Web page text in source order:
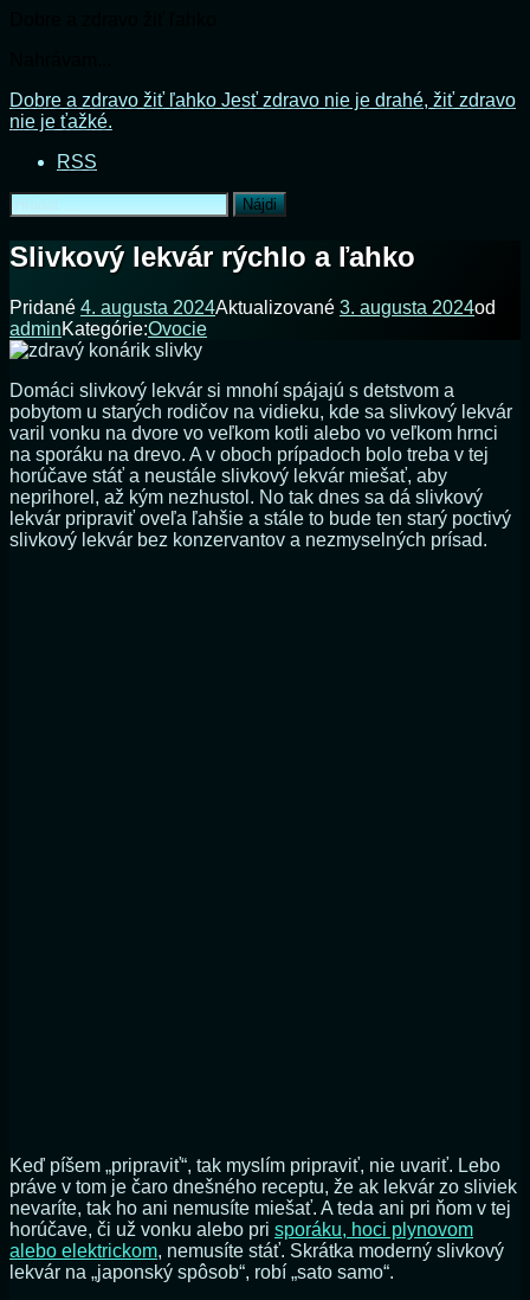
Prejsť
na
Dobre a zdravo žiť ľahko Jesť zdravo nie je drahé, žiť zdravo
nie je ťažké.
RSS
Hľadať:
Slivkový lekvár rýchlo a ľahko
Pridané 4. augusta 2024Aktualizované 3. augusta 2024od
adminKategórie:Ovocie
Domáci slivkový lekvár si mnohí spájajú s detstvom a
pobytom u starých rodičov na vidieku, kde sa slivkový lekvár
varil vonku na dvore vo veľkom kotli alebo vo veľkom hrnci
na sporáku na drevo. A v oboch prípadoch bolo treba v tej
horúčave stáť a neustále slivkový lekvár miešať, aby
neprihorel, až kým nezhustol. No tak dnes sa dá slivkový
lekvár pripraviť oveľa ľahšie a stále to bude ten starý poctivý
slivkový lekvár bez konzervantov a nezmyselných prísad.
Keď píšem „pripraviť“, tak myslím pripraviť, nie uvariť. Lebo
práve v tom je čaro dnešného receptu, že ak lekvár zo sliviek
nevaríte, tak ho ani nemusíte miešať. A teda ani pri ňom v tej
horúčave, či už vonku alebo pri sporáku, hoci plynovom
alebo elektrickom, nemusíte stáť. Skrátka moderný slivkový
lekvár na „japonský spôsob“, robí „sato samo“.